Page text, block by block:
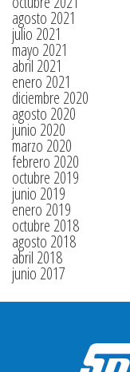
agosto 2021
julio 2021
mayo 2021
abril 2021
enero 2021
diciembre 2020
agosto 2020
junio 2020
marzo 2020
febrero 2020
octubre 2019
junio 2019
enero 2019
octubre 2018
agosto 2018
abril 2018
junio 2017